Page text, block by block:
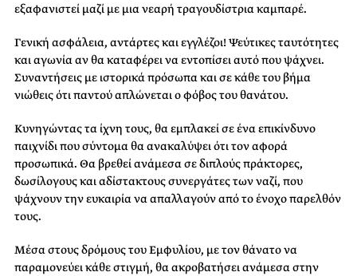
εξαφανιστεί μαζί με μια νεαρή τραγουδίστρια καμπαρέ.
Γενική ασφάλεια, αντάρτες και εγγλέζοι! Ψεύτικες ταυτότητες
και αγωνία αν θα καταφέρει να εντοπίσει αυτό που ψάχνει.
Συναντήσεις με ιστορικά πρόσωπα και σε κάθε του βήμα
νιώθεις ότι παντού απλώνεται ο φόβος του θανάτου.
Κυνηγώντας τα ίχνη τους, θα εμπλακεί σε ένα επικίνδυνο
παιχνίδι που σύντομα θα ανακαλύψει ότι τον αφορά
προσωπικά. Θα βρεθεί ανάμεσα σε διπλούς πράκτορες,
δωσίλογους και αδίστακτους συνεργάτες των ναζί, που
ψάχνουν την ευκαιρία να απαλλαγούν από το ένοχο παρελθόν
τους.
Μέσα στους δρόμους του Εμφυλίου, με τον θάνατο να
παραμονεύει κάθε στιγμή, θα ακροβατήσει ανάμεσα στην